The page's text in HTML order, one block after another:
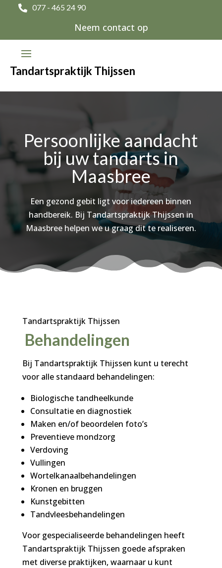
 077 - 465 24 90
Tandartspraktijk Thijssen
Neem contact op
Persoonlijke aandacht
bij uw tandarts in
Maasbree
Een gezond gebit ligt voor iedereen binnen
handbereik. Bij Tandartspraktijk Thijssen in
Maasbree helpen we u graag dit te realiseren.
Tandartspraktijk Thijssen
Behandelingen
Bij Tandartspraktijk Thijssen kunt u terecht
voor alle standaard behandelingen:
Biologische tandheelkunde
Consultatie en diagnostiek
Maken en/of beoordelen foto’s
Preventieve mondzorg
Verdoving
Vullingen
Wortelkanaalbehandelingen
Kronen en bruggen
Kunstgebitten
Tandvleesbehandelingen
Voor gespecialiseerde behandelingen heeft
Tandartspraktijk Thijssen goede afspraken
met diverse praktijken, waarnaar u kunt